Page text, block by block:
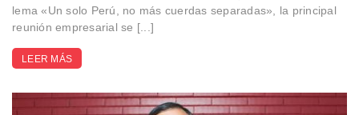
lema «Un solo Perú, no más cuerdas separadas», la principal
reunión empresarial se [...]
LEER MÁS